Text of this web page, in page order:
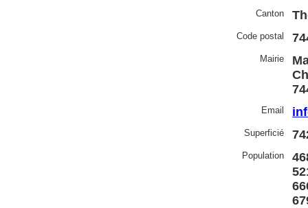
Canton
Code postal
Mairie
Email
Superficié
Population